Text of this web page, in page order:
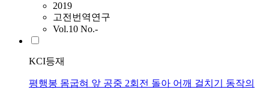
2019
고전번역연구
Vol.10 No.-
KCI등재
평행봉 몸굽혀 앞 공중 2회전 돌아 어깨 걸치기 동작의